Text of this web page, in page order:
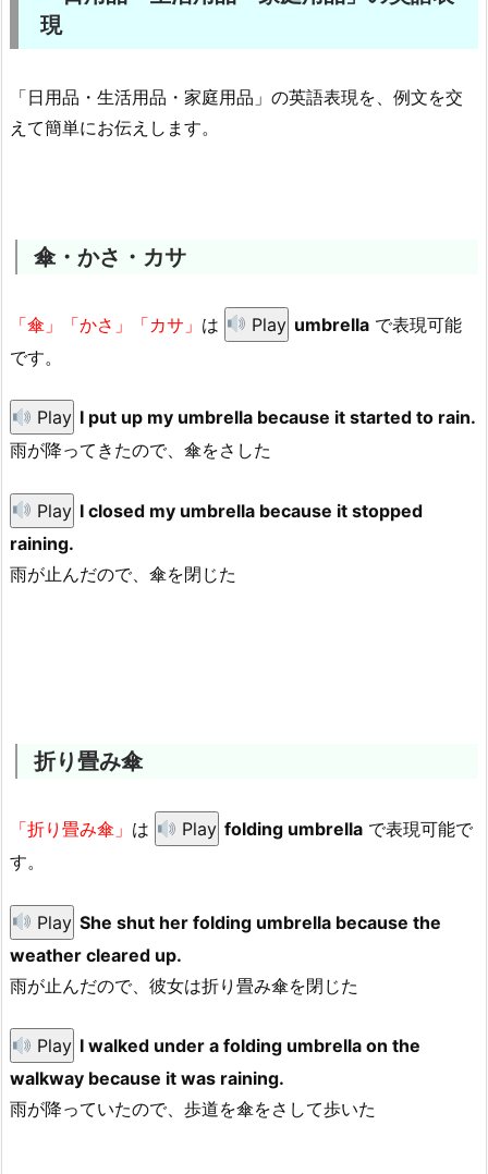
現
「日用品・生活用品・家庭用品」の英語表現を、例文を交
えて簡単にお伝えします。
傘・かさ・カサ
「傘」「かさ」「カサ」 は Play umbrella で表現可能
です。
Play I put up my umbrella because it started to rain.
雨が降ってきたので、傘をさした
Play I closed my umbrella because it stopped
raining.
雨が止んだので、傘を閉じた
折り畳み傘
「折り畳み傘」 は Play folding umbrella で表現可能で
す。
Play She shut her folding umbrella because the
weather cleared up.
雨が止んだので、彼女は折り畳み傘を閉じた
Play I walked under a folding umbrella on the
walkway because it was raining.
雨が降っていたので、歩道を傘をさして歩いた